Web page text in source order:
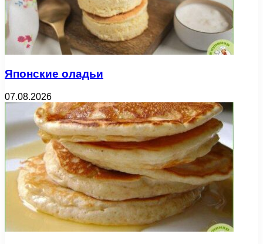
Японские оладьи
07.08.2026